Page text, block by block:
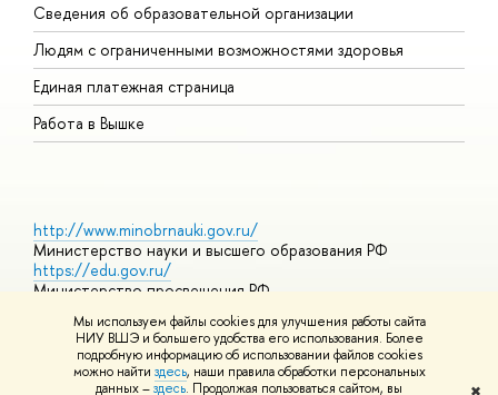
Мы используем файлы cookies для улучшения работы сайта
НИУ ВШЭ и большего удобства его использования. Более
подробную информацию об использовании файлов cookies
можно найти здесь, наши правила обработки персональных
данных –здесь. Продолжая пользоваться сайтом, вы
Сведения об образовательной организации
Людям с ограниченными возможностями здоровья
Единая платежная страница
Работа в Вышке
http://www.minobrnauki.gov.ru/
Министерство науки и высшего образования РФ
https://edu.gov.ru/
Министерство просвещения РФ
Массовые открытые онлайн-курсы